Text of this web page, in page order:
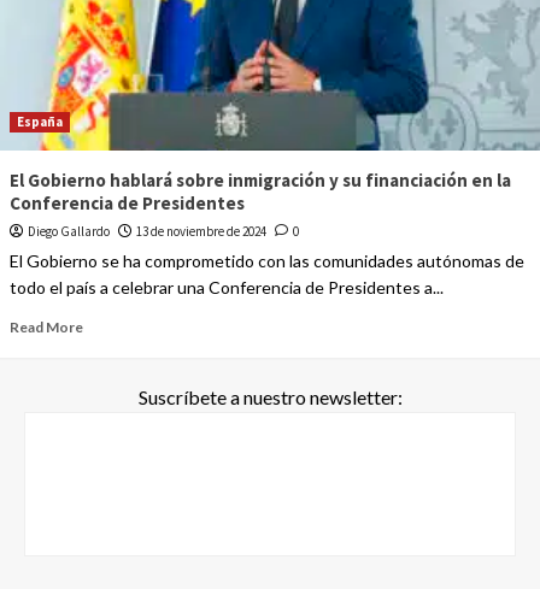
España
El Gobierno hablará sobre inmigración y su financiación en la
Conferencia de Presidentes
Diego Gallardo 13 de noviembre de 2024 0
El Gobierno se ha comprometido con las comunidades autónomas de
todo el país a celebrar una Conferencia de Presidentes a...
Read More
Suscríbete a nuestro newsletter: